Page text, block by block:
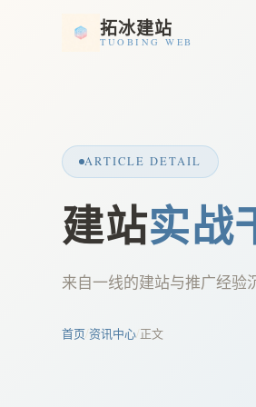
拓冰建站
TUOBING WEB
ARTICLE DETAIL
建站实战
来自一线的建站与推广经验
首页/资讯中心/正文